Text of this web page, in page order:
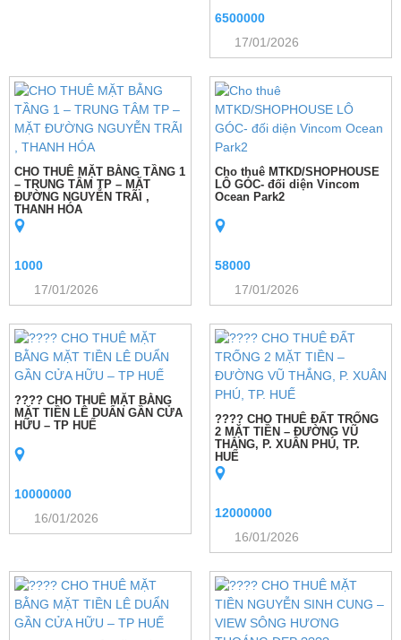
6500000
17/01/2026
CHO THUÊ MẶT BẰNG TẦNG 1
– TRUNG TÂM TP – MẶT
ĐƯỜNG NGUYỄN TRÃI ,
THANH HÓA
1000
17/01/2026
Cho thuê MTKD/SHOPHOUSE
LÔ GÓC- đối diện Vincom
Ocean Park2
58000
17/01/2026
???? CHO THUÊ MẶT BẰNG
MẶT TIỀN LÊ DUẨN GẦN CỬA
HỮU – TP HUẾ
10000000
16/01/2026
???? CHO THUÊ ĐẤT TRỐNG
2 MẶT TIỀN – ĐƯỜNG VŨ
THẮNG, P. XUÂN PHÚ, TP.
HUẾ
12000000
16/01/2026